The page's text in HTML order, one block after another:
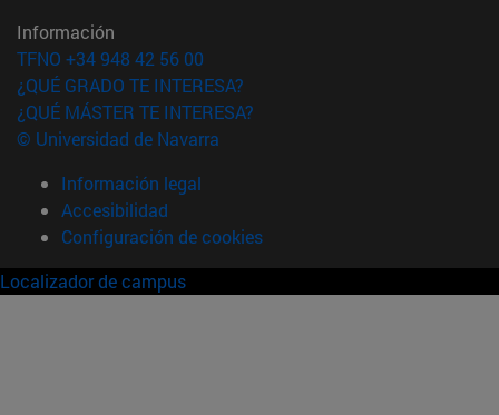
Información
TFNO +34 948 42 56 00
¿QUÉ GRADO TE INTERESA?
¿QUÉ MÁSTER TE INTERESA?
© Universidad de Navarra
Información legal
Accesibilidad
Configuración de cookies
Localizador de campus